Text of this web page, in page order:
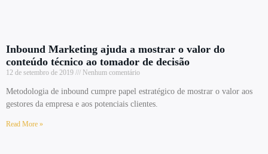
Inbound Marketing ajuda a mostrar o valor do
conteúdo técnico ao tomador de decisão
12 de setembro de 2019 Nenhum comentário
Metodologia de inbound cumpre papel estratégico de mostrar o valor aos
gestores da empresa e aos potenciais clientes.
Read More »